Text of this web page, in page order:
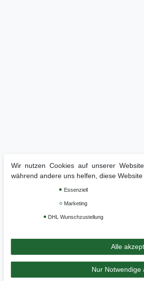
Wir nutzen Cookies auf unserer
während andere uns helfen, diese
Essenziell
Marketing
DHL Wunschzustellung
Alle
Nur Notwendige